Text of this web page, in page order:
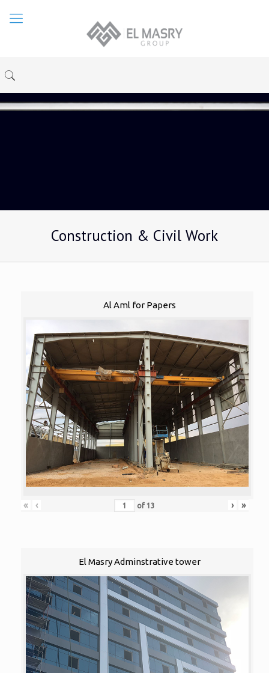
Construction & Civil Work
Al Aml for Papers
« ‹ of 13 › »
El Masry Adminstrative tower